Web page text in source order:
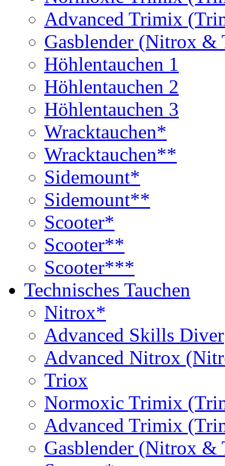
Advanced Trimix
Gasblender (Nitrox
Höhlentauchen 1
Höhlentauchen 2
Höhlentauchen 3
Wracktauchen*
Wracktauchen**
Sidemount*
Sidemount**
Scooter*
Scooter**
Scooter***
Technisches Tauchen
Nitrox*
Advanced Skills Diver
Advanced Nitrox
Triox
Normoxic Trimix
Advanced Trimix
Gasblender (Nitrox